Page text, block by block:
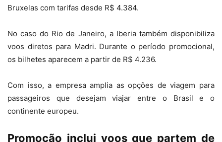
Bruxelas com tarifas desde R$ 4.384.
No caso do Rio de Janeiro, a Iberia também disponibiliza
voos diretos para Madri. Durante o período promocional,
os bilhetes aparecem a partir de R$ 4.236.
Com isso, a empresa amplia as opções de viagem para
passageiros que desejam viajar entre o Brasil e o
continente europeu.
Promoção inclui voos que partem de